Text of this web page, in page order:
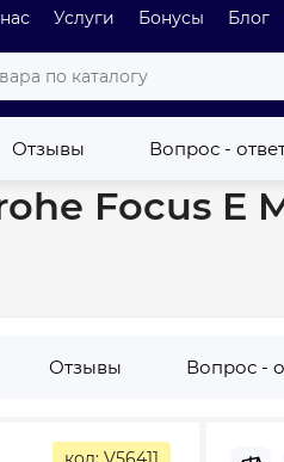
Услуги Бонусы Блог
Отзывы Вопрос -
внешняя часть, хром (31961000)
Focus E
Отзывы Вопрос -